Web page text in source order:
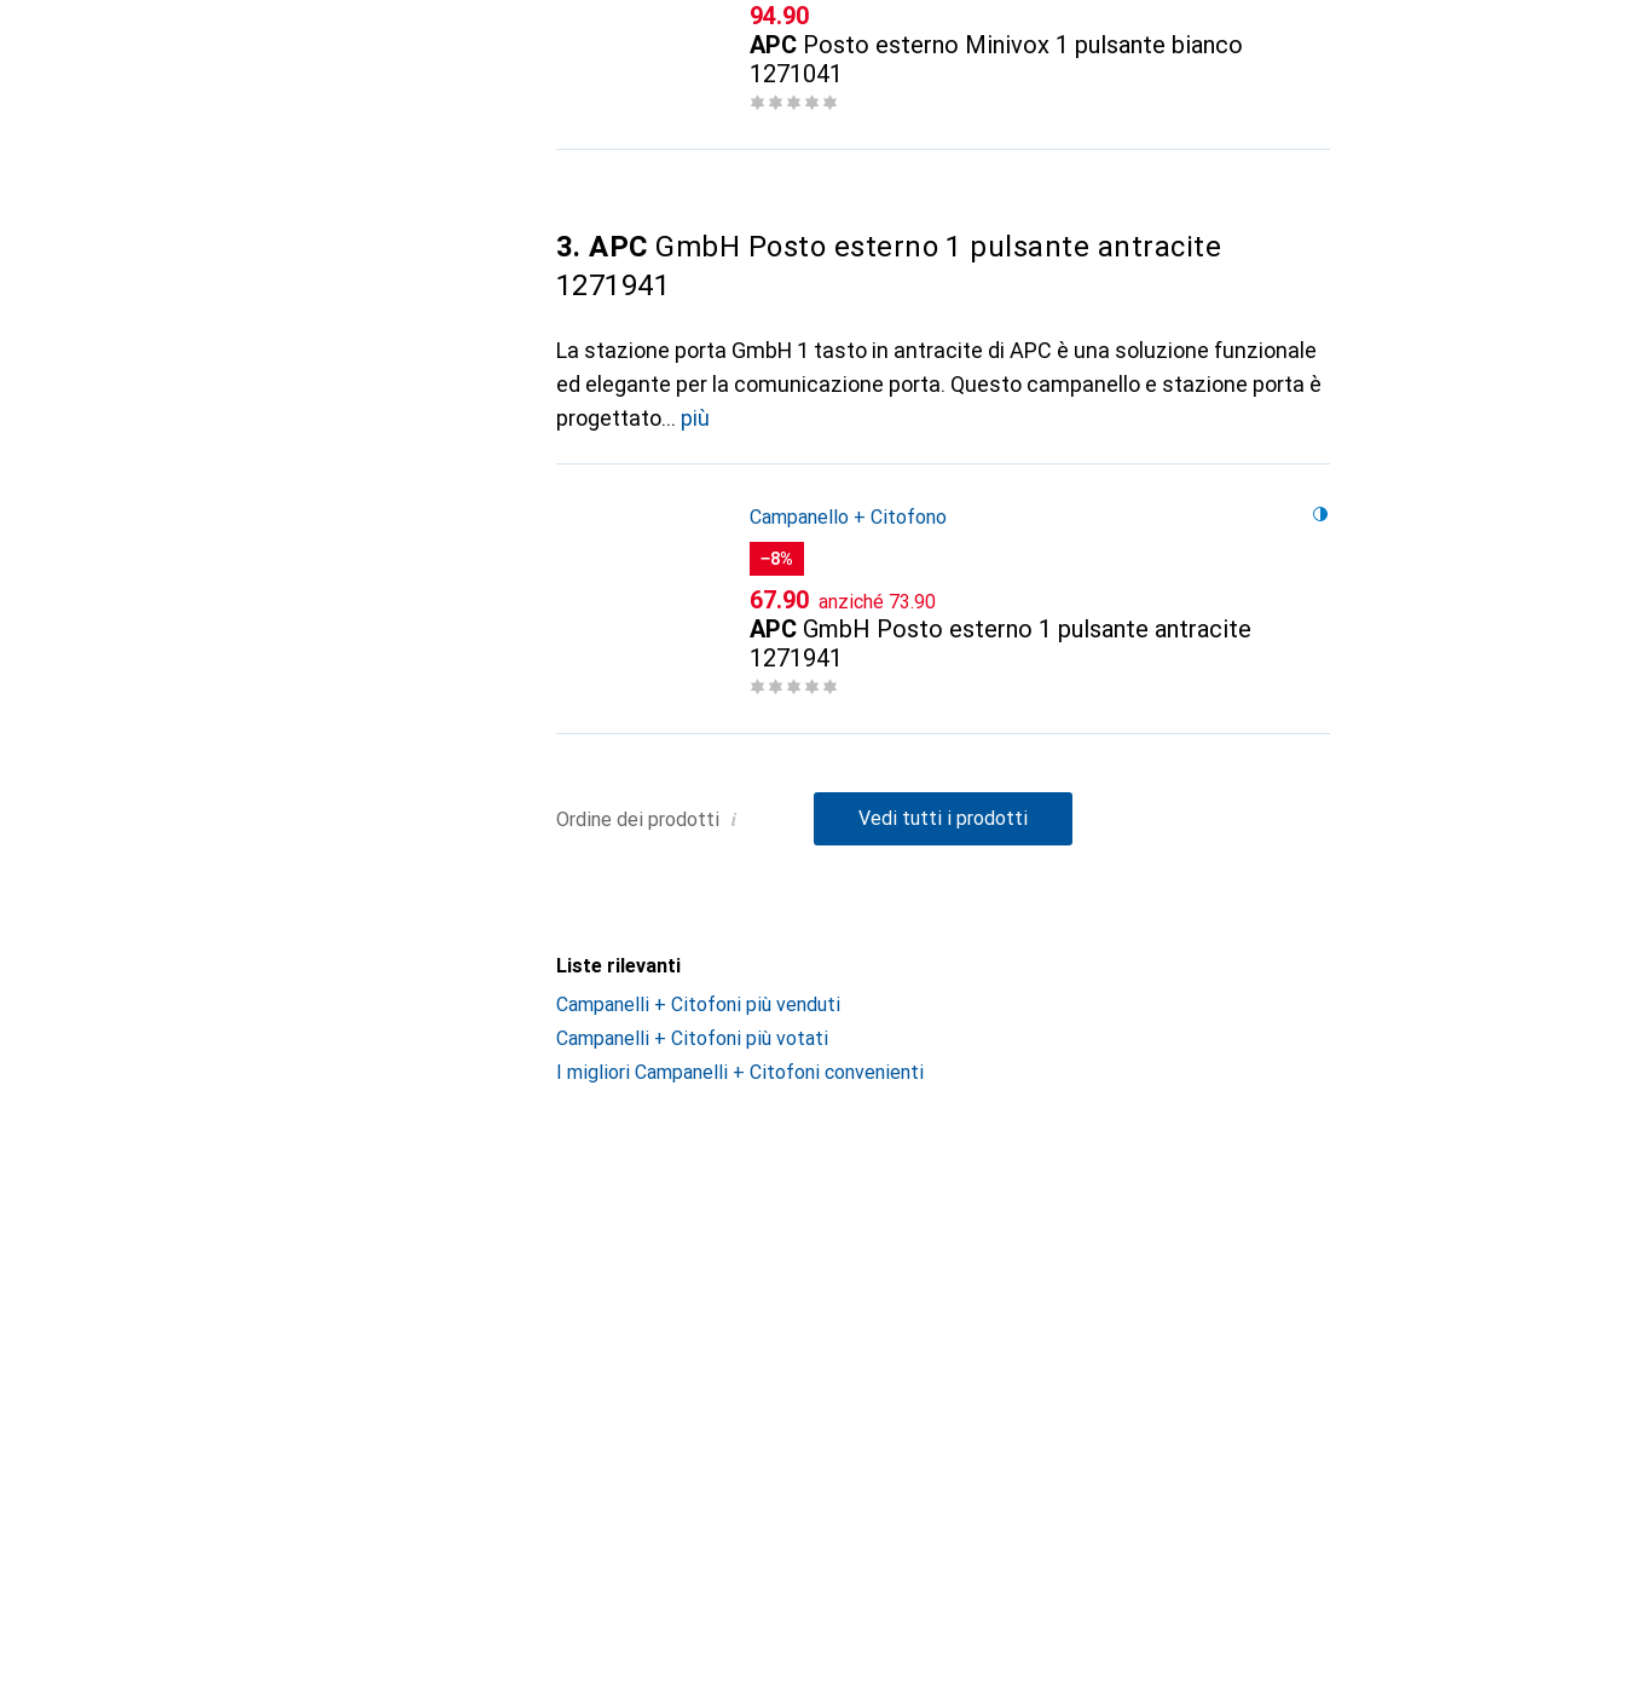
CHF
94.90
APC Posto esterno Minivox 1 pulsante bianco
1271041
3. APC GmbH Posto esterno 1 pulsante antracite
1271941
La stazione porta GmbH 1 tasto in antracite di APC è una soluzione funzionale
ed elegante per la comunicazione porta. Questo campanello e stazione porta è
progettato
più
Campanello + Citofono
−8%
CHF
67.90 anziché CHF
73.90
APC GmbH Posto esterno 1 pulsante antracite
1271941
Ordine dei prodotti i Vedi tutti i prodotti
Liste rilevanti
Campanelli + Citofoni più venduti
Campanelli + Citofoni più votati
I migliori Campanelli + Citofoni convenienti